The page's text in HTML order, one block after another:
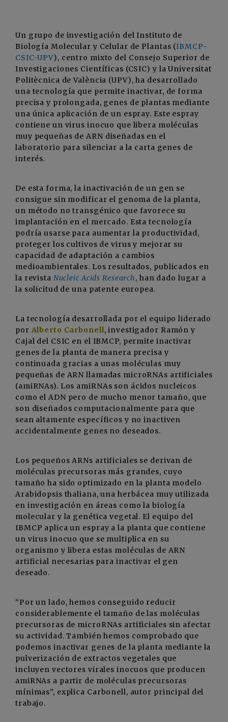
Un grupo de investigación del Instituto de
Biología Molecular y Celular de Plantas (IBMCP-
CSIC-UPV), centro mixto del Consejo Superior de
Investigaciones Científicas (CSIC) y la Universitat
Politècnica de València (UPV), ha desarrollado
una tecnología que permite inactivar, de forma
precisa y prolongada, genes de plantas mediante
una única aplicación de un espray. Este espray
contiene un virus inocuo que libera moléculas
muy pequeñas de ARN diseñadas en el
laboratorio para silenciar a la carta genes de
interés.
De esta forma, la inactivación de un gen se
consigue sin modificar el genoma de la planta,
un método no transgénico que favorece su
implantación en el mercado. Esta tecnología
podría usarse para aumentar la productividad,
proteger los cultivos de virus y mejorar su
capacidad de adaptación a cambios
medioambientales. Los resultados, publicados en
la revista Nucleic Acids Research, han dado lugar a
la solicitud de una patente europea.
La tecnología desarrollada por el equipo liderado
por Alberto Carbonell, investigador Ramón y
Cajal del CSIC en el IBMCP, permite inactivar
genes de la planta de manera precisa y
continuada gracias a unas moléculas muy
pequeñas de ARN llamadas microRNAs artificiales
(amiRNAs). Los amiRNAs son ácidos nucleicos
como el ADN pero de mucho menor tamaño, que
son diseñados computacionalmente para que
sean altamente específicos y no inactiven
accidentalmente genes no deseados.
Los pequeños ARNs artificiales se derivan de
moléculas precursoras más grandes, cuyo
tamaño ha sido optimizado en la planta modelo
Arabidopsis thaliana, una herbácea muy utilizada
en investigación en áreas como la biología
molecular y la genética vegetal. El equipo del
IBMCP aplica un espray a la planta que contiene
un virus inocuo que se multiplica en su
organismo y libera estas moléculas de ARN
artificial necesarias para inactivar el gen
deseado.
“Por un lado, hemos conseguido reducir
considerablemente el tamaño de las moléculas
precursoras de microRNAs artificiales sin afectar
su actividad. También hemos comprobado que
podemos inactivar genes de la planta mediante la
pulverización de extractos vegetales que
incluyen vectores virales inocuos que producen
amiRNAs a partir de moléculas precursoras
mínimas”, explica Carbonell, autor principal del
trabajo.